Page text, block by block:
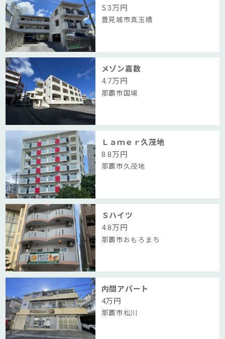
5.3万円
豊見城市真玉橋
メゾン嘉数
4.7万円
那覇市国場
Ｌａｍｅｒ久茂地
8.8万円
那覇市久茂地
Ｓハイツ
4.8万円
那覇市おもろまち
内間アパート
4万円
那覇市松川